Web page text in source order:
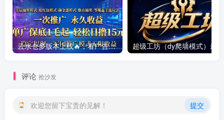
云水仓多版本上线🔥，看广告赚零花钱提现靠谱，多版本同步创收，提现稳定靠谱
评论 抢沙发
欢迎您留下宝贵的见解！ 提交